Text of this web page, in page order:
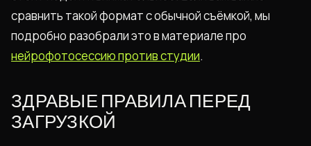
сравнить такой формат с обычной съёмкой, мы
подробно разобрали это в материале про
нейрофотосессию против студии.
ЗДРАВЫЕ ПРАВИЛА ПЕРЕД
ЗАГРУЗКОЙ